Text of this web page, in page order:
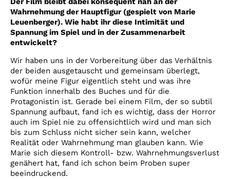
Wahrnehmung der Hauptfigur (gespielt von Marie
Leuenberger). Wie habt ihr diese Intimität und
Spannung im Spiel und in der Zusammenarbeit
entwickelt?
Wir haben uns in der Vorbereitung über das Verhältnis
der beiden ausgetauscht und gemeinsam überlegt,
wofür meine Figur eigentlich steht und was ihre
Funktion innerhalb des Buches und für die
Protagonistin ist. Gerade bei einem Film, der so subtil
Spannung aufbaut, fand ich es wichtig, dass der Horror
auch im Spiel nie zu offensichtlich wird und man sich
bis zum Schluss nicht sicher sein kann, welcher
Realität oder Wahrnehmung man glauben kann. Wie
Marie sich diesem Kontroll- bzw. Wahrnehmungsverlust
genähert hat, fand ich schon beim Proben super
beeindruckend.